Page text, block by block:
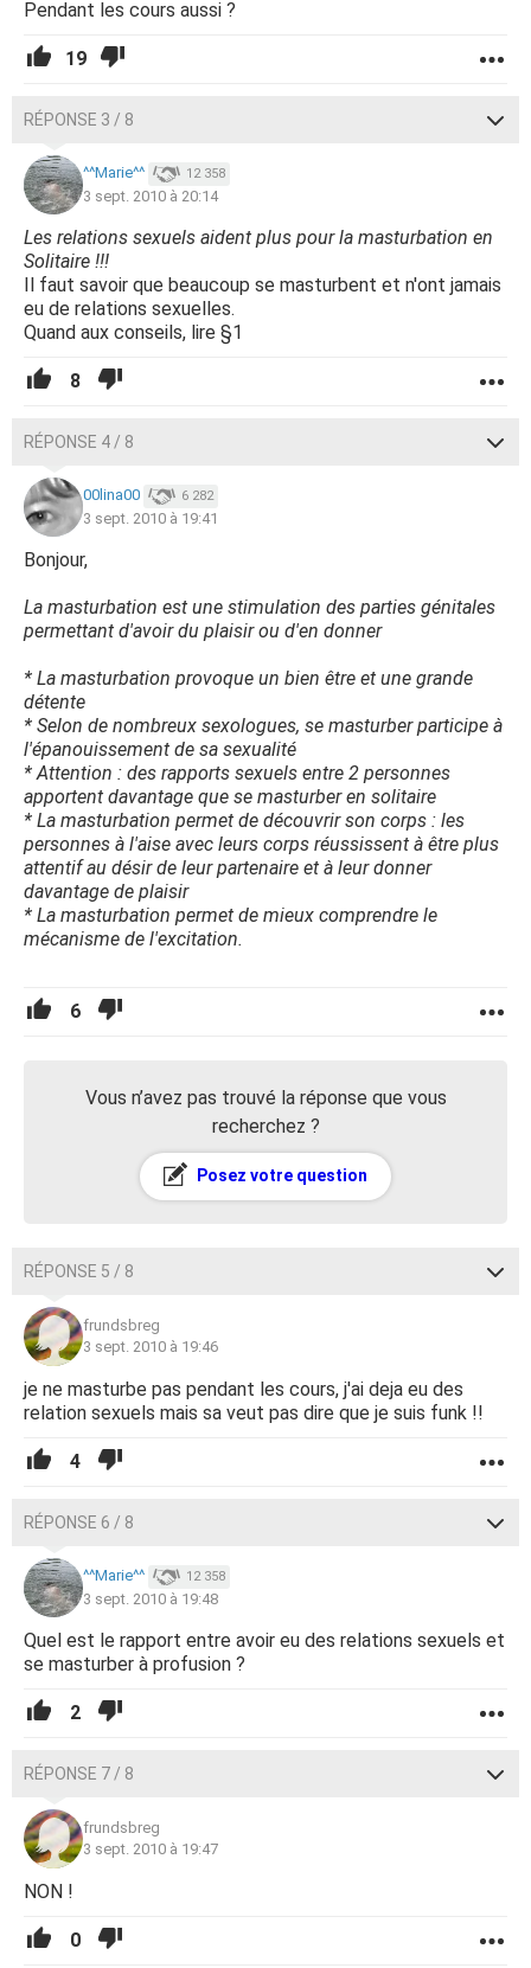
Pendant les cours aussi ?
19
RÉPONSE 3 / 8
^^Marie^^ 12 358
3 sept. 2010 à 20:14
Les relations sexuels aident plus pour la masturbation en
Solitaire !!!
Il faut savoir que beaucoup se masturbent et n'ont jamais
eu de relations sexuelles.
Quand aux conseils, lire §1
8
RÉPONSE 4 / 8
00lina00 6 282
3 sept. 2010 à 19:41
Bonjour,
La masturbation est une stimulation des parties génitales
permettant d'avoir du plaisir ou d'en donner
* La masturbation provoque un bien être et une grande
détente
* Selon de nombreux sexologues, se masturber participe à
l'épanouissement de sa sexualité
* Attention : des rapports sexuels entre 2 personnes
apportent davantage que se masturber en solitaire
* La masturbation permet de découvrir son corps : les
personnes à l'aise avec leurs corps réussissent à être plus
attentif au désir de leur partenaire et à leur donner
davantage de plaisir
* La masturbation permet de mieux comprendre le
mécanisme de l'excitation.
6
Vous n’avez pas trouvé la réponse que vous
recherchez ?
Posez votre question
RÉPONSE 5 / 8
frundsbreg
3 sept. 2010 à 19:46
je ne masturbe pas pendant les cours, j'ai deja eu des
relation sexuels mais sa veut pas dire que je suis funk !!
4
RÉPONSE 6 / 8
^^Marie^^ 12 358
3 sept. 2010 à 19:48
Quel est le rapport entre avoir eu des relations sexuels et
se masturber à profusion ?
2
RÉPONSE 7 / 8
frundsbreg
3 sept. 2010 à 19:47
NON !
0